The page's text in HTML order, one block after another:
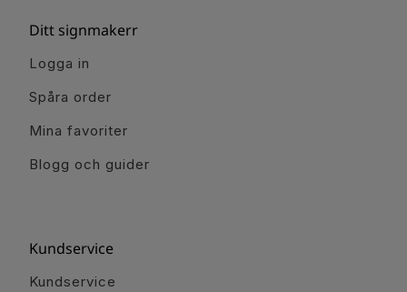
Ditt signmakerr
Logga in
Spåra order
Mina favoriter
Blogg och guider
Kundservice
Kundservice